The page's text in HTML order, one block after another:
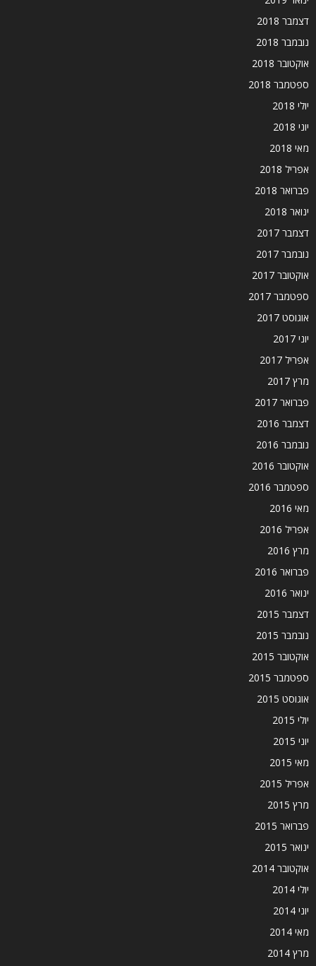
דצמבר 2018
נובמבר 2018
אוקטובר 2018
ספטמבר 2018
יולי 2018
יוני 2018
מאי 2018
אפריל 2018
פברואר 2018
ינואר 2018
דצמבר 2017
נובמבר 2017
אוקטובר 2017
ספטמבר 2017
אוגוסט 2017
יוני 2017
אפריל 2017
מרץ 2017
פברואר 2017
דצמבר 2016
נובמבר 2016
אוקטובר 2016
ספטמבר 2016
מאי 2016
אפריל 2016
מרץ 2016
פברואר 2016
ינואר 2016
דצמבר 2015
נובמבר 2015
אוקטובר 2015
ספטמבר 2015
אוגוסט 2015
יולי 2015
יוני 2015
מאי 2015
אפריל 2015
מרץ 2015
פברואר 2015
ינואר 2015
אוקטובר 2014
יולי 2014
יוני 2014
מאי 2014
מרץ 2014